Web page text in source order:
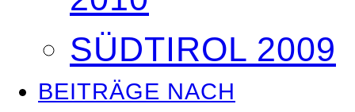
SÜDTIROL 2009
BEITRÄGE NACH